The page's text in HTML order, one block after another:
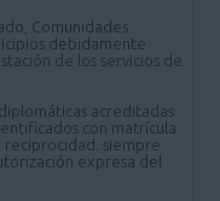
Comunidades
debidamente
de los servicios de
acreditadas
con matrícula
reciprocidad. siempre
expresa del